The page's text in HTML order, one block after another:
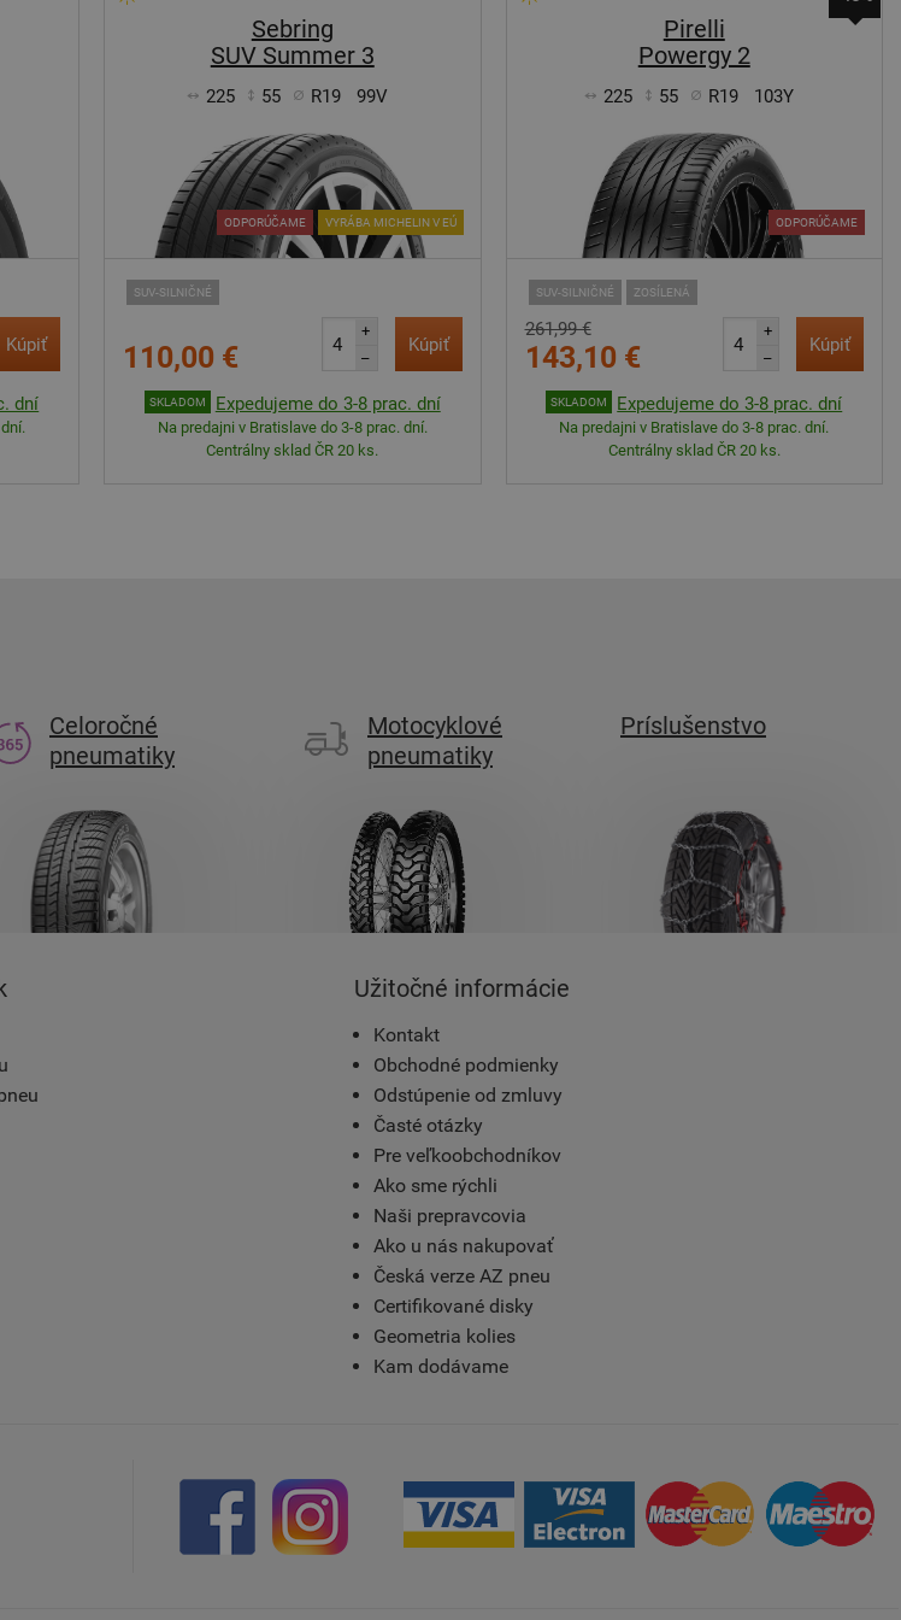
Kúpiť
dní
Sebring
SUV Summer 3
225 55 R19 99V
SUV-SILNIČNÉ
ODPORÚČAME VYRÁBA MICHELIN V EÚ
110,00 €
+
–
Kúpiť
SKLADOM Expedujeme do 3-8 prac. dní
Na predajni v Bratislave do 3-8 prac. dní.
Centrálny sklad ČR 20 ks.
Pirelli
Powergy 2
225 55 R19 103Y
SUV-SILNIČNÉ ZOSÍLENÁ
ODPORÚČAME
261,99 €
143,10 €
+
–
Kúpiť
SKLADOM Expedujeme do 3-8 prac. dní
Na predajni v Bratislave do 3-8 prac. dní.
Centrálny sklad ČR 20 ks.
Celoročné
pneumatiky
Motocyklové
pneumatiky
Príslušenstvo
Užitočné informácie
Kontakt
Obchodné podmienky
Odstúpenie od zmluvy
Časté otázky
Pre veľkoobchodníkov
Ako sme rýchli
Naši prepravcovia
Ako u nás nakupovať
Česká verze AZ pneu
Certifikované disky
Geometria kolies
Kam dodávame